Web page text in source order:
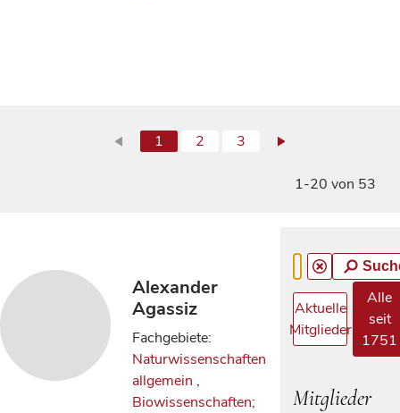
1 2 3
1-20 von 53
Alexander
Agassiz
Fachgebiete:
Naturwissenschaften
allgemein ,
Biowissenschaften;
Aktuelle
Mitglieder
Alle
seit
1751
Mitglieder